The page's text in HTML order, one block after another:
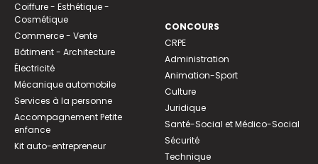
Coiffure - Esthétique -
Cosmétique
Commerce - Vente
Bâtiment - Architecture
Électricité
Mécanique automobile
Services à la personne
Accompagnement Petite
enfance
Kit auto-entrepreneur
CONCOURS
CRPE
Administration
Animation-Sport
Culture
Juridique
Santé-Social et Médico-Social
Sécurité
Technique